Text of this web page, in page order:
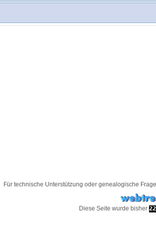
Für technische Unterstützung oder genealogische
Diese Seite wurde bisher